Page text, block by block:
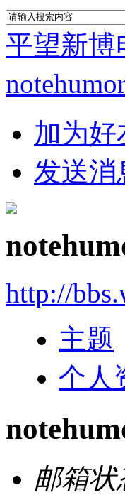
平望新博
加为好
发送消
http://
主题
个人
邮箱状